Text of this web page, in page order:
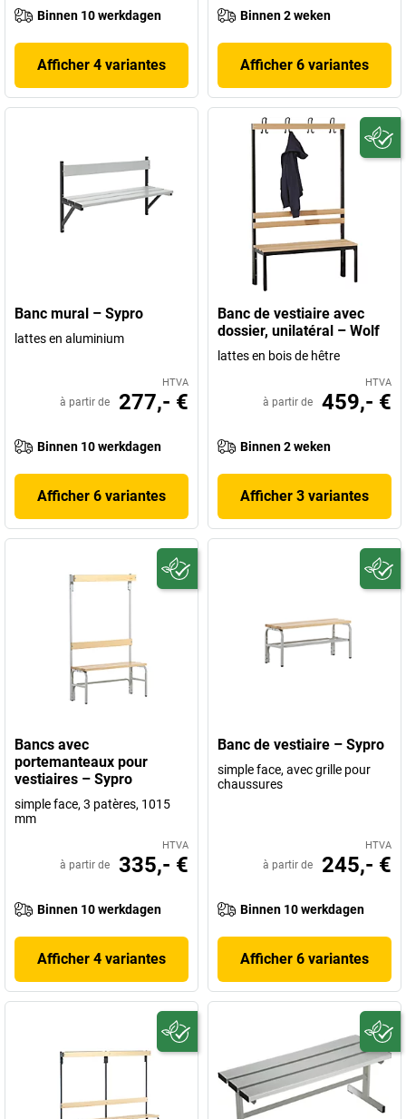
Binnen 10 werkdagen
Afficher 4 variantes
Binnen 2 weken
Afficher 6 variantes
Banc mural – Sypro
lattes en aluminium
HTVA
à partir de 277,- €
Binnen 10 werkdagen
Afficher 6 variantes
Banc de vestiaire avec
dossier, unilatéral – Wolf
lattes en bois de hêtre
HTVA
à partir de 459,- €
Binnen 2 weken
Afficher 3 variantes
Bancs avec
portemanteaux pour
vestiaires – Sypro
simple face, 3 patères, 1015
mm
HTVA
à partir de 335,- €
Binnen 10 werkdagen
Afficher 4 variantes
Banc de vestiaire – Sypro
simple face, avec grille pour
chaussures
HTVA
à partir de 245,- €
Binnen 10 werkdagen
Afficher 6 variantes